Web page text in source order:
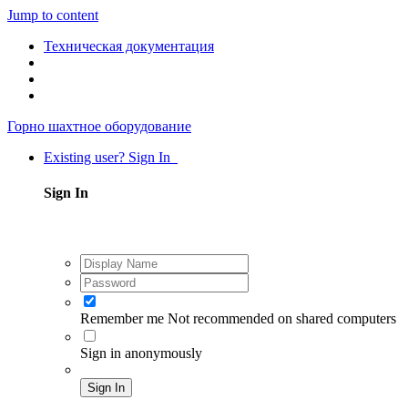
Jump to content
Техническая документация
Горно шахтное оборудование
Existing user? Sign In
Sign In
Remember me Not recommended on shared computers
Sign in anonymously
Sign In